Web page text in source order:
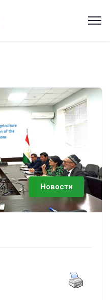
Новости